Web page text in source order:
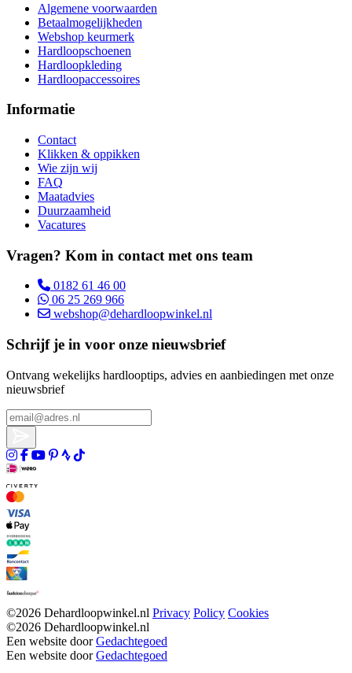
Algemene voorwaarden
Betaalmogelijkheden
Webshop keurmerk
Hardloopschoenen
Hardloopkleding
Hardloopaccessoires
Informatie
Contact
Klikken & oppikken
Wie zijn wij
FAQ
Maatadvies
Duurzaamheid
Vacatures
Vragen? Kom in contact met ons team
0182 61 46 00
06 25 269 966
webshop@dehardloopwinkel.nl
Schrijf je in voor onze nieuwsbrief
Ontvang wekelijks hardlooptips, advies en aanbiedingen met onze
nieuwsbrief
©2026 Dehardloopwinkel.nl Privacy Policy Cookies
©2026 Dehardloopwinkel.nl
Een website doorGedachtegoed
Een website doorGedachtegoed